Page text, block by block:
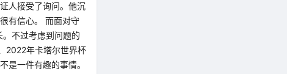
人接受了询问。他沉
有信心。 而面对守
不过考虑到问题的
2022年卡塔尔世界杯
是一件有趣的事情。